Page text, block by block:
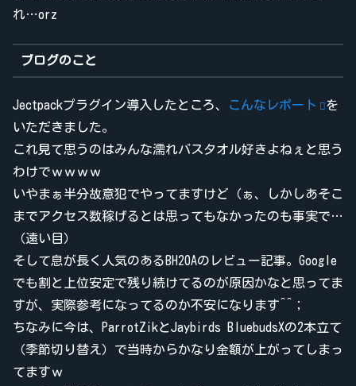
れ…orz
ブログのこと
Jectpackプラグイン導入したところ、 こんなレポート
を
いただきました。
これ見て思うのはみんな濡れバスタオル好きよねぇと思う
わけでｗｗｗｗ
いやまぁ半分故意犯でやってますけど（ぁ、しかしあそこ
までアクセス数稼げるとは思ってもなかったのも事実で…
（遠い目）
そして息が長く人気のあるBH20Aのレビュー記事。Google
でも割と上位安定で残り続けてるのが原因かなと思ってま
すが、実際参考になってるのか不安になります^^；
ちなみに今は、ParrotZikとJaybirds BluebudsXの2本立て
（季節切り替え）で当時からかなり金額が上がってしまっ
てますｗ